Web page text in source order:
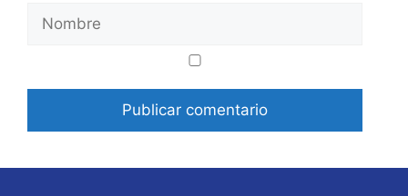
electrónico